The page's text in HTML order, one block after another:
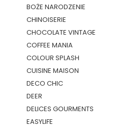
BOŻE NARODZENIE
CHINOISERIE
CHOCOLATE VINTAGE
COFFEE MANIA
COLOUR SPLASH
CUISINE MAISON
DECO CHIC
DEER
DELICES GOURMENTS
EASYLIFE